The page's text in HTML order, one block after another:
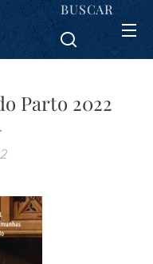
BUSCAR
Parto 2022